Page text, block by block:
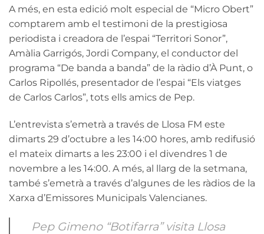
A més, en esta edició molt especial de “Micro Obert”
comptarem amb el testimoni de la prestigiosa
periodista i creadora de l’espai “Territori Sonor”,
Amàlia Garrigós, Jordi Company, el conductor del
programa “De banda a banda” de la ràdio d’À Punt, o
Carlos Ripollés, presentador de l’espai “Els viatges
de Carlos Carlos”, tots ells amics de Pep.
L’entrevista s’emetrà a través de Llosa FM este
dimarts 29 d’octubre a les 14:00 hores, amb redifusió
el mateix dimarts a les 23:00 i el divendres 1 de
novembre a les 14:00. A més, al llarg de la setmana,
també s’emetrà a través d’algunes de les ràdios de la
Xarxa d’Emissores Municipals Valencianes.
Pep Gimeno “Botifarra” visita Llosa